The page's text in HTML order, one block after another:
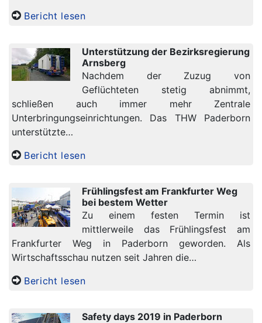
Bericht lesen
Unterstützung der Bezirksregierung
Arnsberg
Nachdem der Zuzug von
Geflüchteten stetig abnimmt,
schließen auch immer mehr Zentrale
Unterbringungseinrichtungen. Das THW Paderborn
unterstützte…
Bericht lesen
Frühlingsfest am Frankfurter Weg
bei bestem Wetter
Zu einem festen Termin ist
mittlerweile das Frühlingsfest am
Frankfurter Weg in Paderborn geworden. Als
Wirtschaftsschau nutzen seit Jahren die…
Bericht lesen
Safety days 2019 in Paderborn